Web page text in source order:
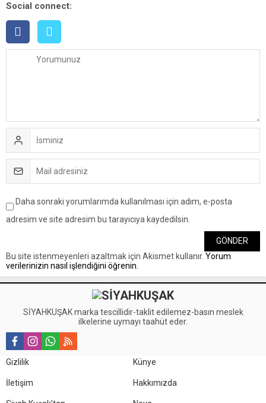
Social connect:
Daha sonraki yorumlarımda kullanılması için adım, e-posta
adresim ve site adresim bu tarayıcıya kaydedilsin.
Bu site istenmeyenleri azaltmak için Akismet kullanır. Yorum
verilerinizin nasıl işlendiğini öğrenin.
SİYAHKUŞAK marka tescillidir-taklit edilemez-basın meslek
ilkelerine uymayı taahüt eder.
Gizlilik Künye
İletişim Hakkımızda